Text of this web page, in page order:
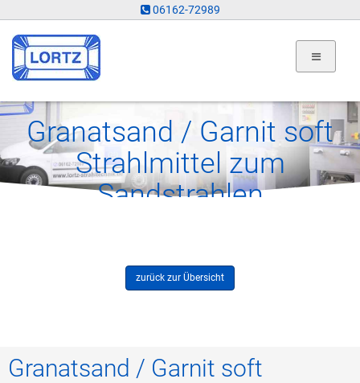
06162-72989
Granatsand / Garnit soft
Strahlmittel zum
Sandstrahlen
zurück zur Übersicht
Granatsand / Garnit soft